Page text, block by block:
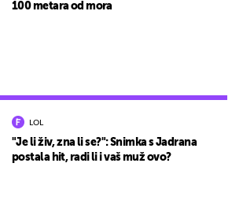
LOL
"Je li živ, zna li se?": Snimka s Jadrana
postala hit, radi li i vaš muž ovo?
100 metara od mora